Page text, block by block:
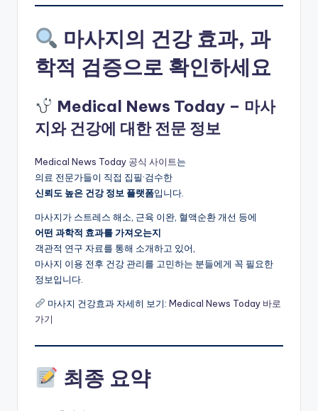
마사지의 건강 효과, 과
학적 검증으로 확인하세요
Medical News Today – 마사
지와 건강에 대한 전문 정보
Medical News Today 공식 사이트는
의료 전문가들이 직접 집필·검수한
신뢰도 높은 건강 정보 플랫폼입니다.
마사지가 스트레스 해소, 근육 이완, 혈액순환 개선 등에
어떤 과학적 효과를 가져오는지
객관적 연구 자료를 통해 소개하고 있어,
마사지 이용 전후 건강 관리를 고민하는 분들에게 꼭 필요한
정보입니다.
마사지 건강효과 자세히 보기: Medical News Today 바로
가기
최종 요약